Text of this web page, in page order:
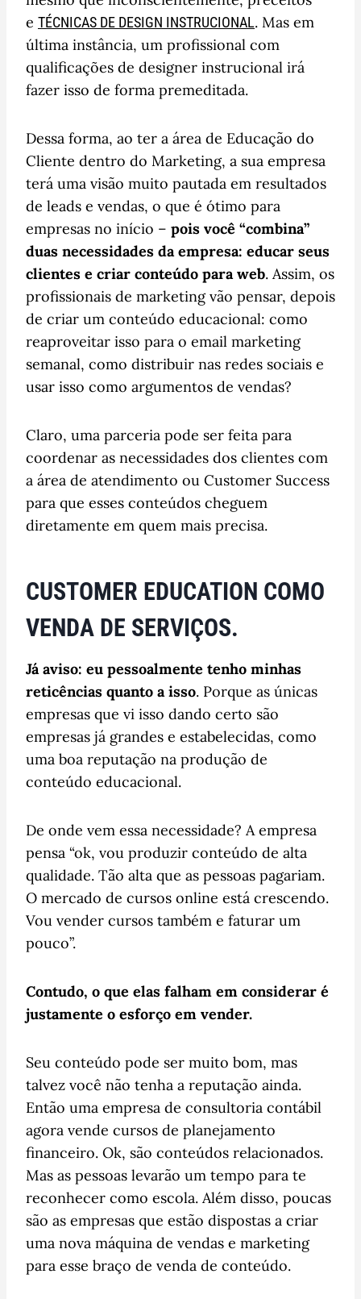
e TÉCNICAS DE DESIGN INSTRUCIONAL. Mas em
última instância, um profissional com
qualificações de designer instrucional irá
fazer isso de forma premeditada.
Dessa forma, ao ter a área de Educação do
Cliente dentro do Marketing, a sua empresa
terá uma visão muito pautada em resultados
de leads e vendas, o que é ótimo para
empresas no início – pois você “combina”
duas necessidades da empresa: educar seus
clientes e criar conteúdo para web. Assim, os
profissionais de marketing vão pensar, depois
de criar um conteúdo educacional: como
reaproveitar isso para o email marketing
semanal, como distribuir nas redes sociais e
usar isso como argumentos de vendas?
Claro, uma parceria pode ser feita para
coordenar as necessidades dos clientes com
a área de atendimento ou Customer Success
para que esses conteúdos cheguem
diretamente em quem mais precisa.
CUSTOMER EDUCATION COMO
VENDA DE SERVIÇOS.
Já aviso: eu pessoalmente tenho minhas
reticências quanto a isso. Porque as únicas
empresas que vi isso dando certo são
empresas já grandes e estabelecidas, como
uma boa reputação na produção de
conteúdo educacional.
De onde vem essa necessidade? A empresa
pensa “ok, vou produzir conteúdo de alta
qualidade. Tão alta que as pessoas pagariam.
O mercado de cursos online está crescendo.
Vou vender cursos também e faturar um
pouco”.
Contudo, o que elas falham em considerar é
justamente o esforço em vender.
Seu conteúdo pode ser muito bom, mas
talvez você não tenha a reputação ainda.
Então uma empresa de consultoria contábil
agora vende cursos de planejamento
financeiro. Ok, são conteúdos relacionados.
Mas as pessoas levarão um tempo para te
reconhecer como escola. Além disso, poucas
são as empresas que estão dispostas a criar
uma nova máquina de vendas e marketing
para esse braço de venda de conteúdo.